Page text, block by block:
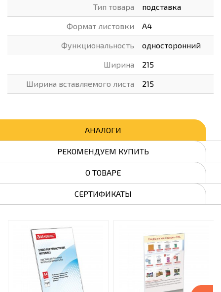
Тип товара подставка
Формат листовки А4
Функциональность односторонний
Ширина 215
Ширина вставляемого листа 215
АНАЛОГИ
РЕКОМЕНДУЕМ КУПИТЬ
О ТОВАРЕ
СЕРТИФИКАТЫ